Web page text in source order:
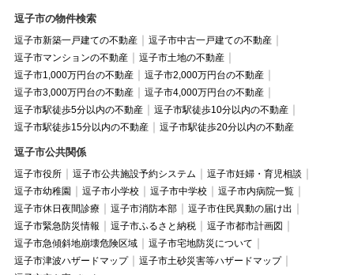
逗子市の物件検索
逗子市新築一戸建ての不動産
逗子市中古一戸建ての不動産
逗子市マンションの不動産
逗子市土地の不動産
逗子市1,000万円台の不動産
逗子市2,000万円台の不動産
逗子市3,000万円台の不動産
逗子市4,000万円台の不動産
逗子市駅徒歩5分以内の不動産
逗子市駅徒歩10分以内の不動産
逗子市駅徒歩15分以内の不動産
逗子市駅徒歩20分以内の不動産
逗子市公共関係
逗子市役所 逗子市公共施設予約システム
逗子市妊婦・育児相談
逗子市幼稚園
逗子市小学校 逗子市中学校
逗子市内病院一覧
逗子市休日夜間診療
逗子市消防本部
逗子市住民異動の届け出
逗子市緊急防災情報
逗子市ふるさと納税
逗子市都市計画図
逗子市急傾斜地崩壊危険区域
逗子市宅地防災について
逗子市津波ハザードマップ
逗子市土砂災害等ハザードマップ